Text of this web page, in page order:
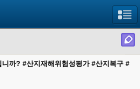
까? #산지재해위험성평가 #산지복구 #